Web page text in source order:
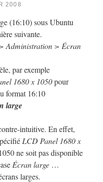
2008
(16:10) sous Ubuntu
suivante.
Administration > Écran
par exemple
1680 x 1050pour
format 16:10
large
intuitive. En effet,
LCD Panel 1680 x
ne soit pas disponible
Écran large …
larges.